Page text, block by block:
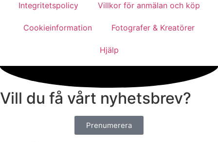
Integritetspolicy Villkor för anmälan och köp
Cookieinformation Fotografer & Kreatörer
Hjälp
Vill du få vårt nyhetsbrev?
Prenumerera